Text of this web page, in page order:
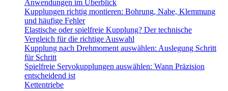
Anwendungen im Überblick
Kupplungen richtig montieren: Bohrung, Nabe, Klemmung
und häufige Fehler
Elastische oder spielfreie Kupplung? Der technische
Vergleich für die richtige Auswahl
Kupplung nach Drehmoment auswählen: Auslegung Schritt
für Schritt
Spielfreie Servokupplungen auswählen: Wann Präzision
entscheidend ist
Kettentriebe